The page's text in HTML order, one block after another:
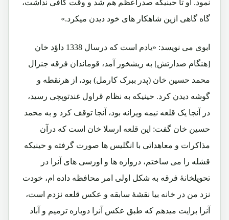
نمود. او تا حینیکه صدراعظم هم شد و وقت کافی نداشت،
گاه گاهی ازین شاهکار های خود دیدن میکرد.»
ابوی می نویسد: «یادم است که درسال 1338 داؤد خان
[هنگام صدارتش] به ریشخور آمد، قوماندان فرقه جنرال
محمد حسین خان (پدر ببرک کارمل) بود، از هرنقطه و
گوشه دیدن کرد. حینیکه به نظام قراول غندتوپچی رسید،
در آنجا یک قلعه نیمه ویرانه بود، آنجا توقف کرد و به محمد
حسین خان گفت: این قلعه ارسلا خان است که درآن
مذاکرات و معاهداتی با انگلیس ها صورت گرفته و حینیکه
قشله را می ساختم، دروازه ها و اورسی های آنرا در
تحویلخانۀ فرقه به شکل اولی امر محافظه داده ام، خودت
نزد من در خانه بیا نقشۀ سابقه و عکس قلعه نزدم است،
آنرا برایت میدهم که طبق عکس آنرا دوباره ترمیم و آباد